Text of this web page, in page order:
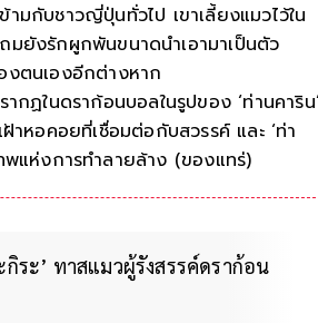
ามกับชาวญี่ปุ่นทั่วไป เขาเลี้ยงแมวไว้ใน
มยังรักผูกพันขนาดนำเอามาเป็นตัว
งตนเองอีกต่างหาก
ากฏในดราก้อนบอลในรูปของ ‘ท่านคาริน
ฝ้าหอคอยที่เชื่อมต่อกับสวรรค์ และ ‘ท่า
พแห่งการทำลายล้าง (ของแทร่)
กิระ’ ทาสแมวผู้รังสรรค์ดราก้อน